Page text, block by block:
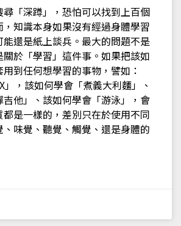
「深蹲」，恐怕可以找到上百個
知識本身如果沒有經過身體學習
能還是紙上談兵。最大的問題不是
於「學習」這件事。如果把該如
到任何想學習的事物，譬如：
」，該如何學會「煮義大利麵」、
吉他」、該如何學會「游泳」，會
是一樣的，差別只在於使用不同
味覺、聽覺、觸覺、還是身體的